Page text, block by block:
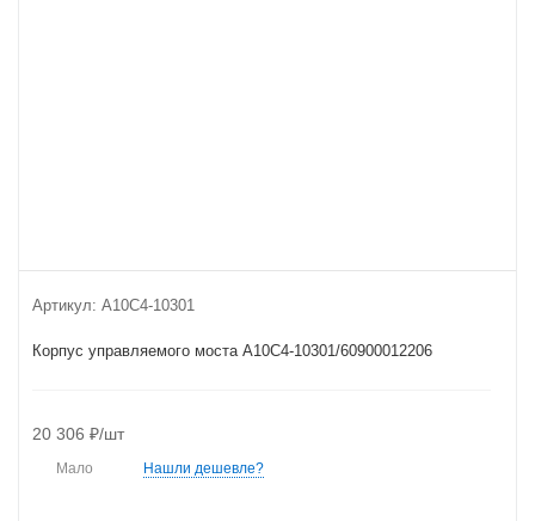
Артикул: A10C4-10301
Корпус управляемого моста A10C4-10301/60900012206
20 306 ₽/шт
Мало Нашли дешевле?